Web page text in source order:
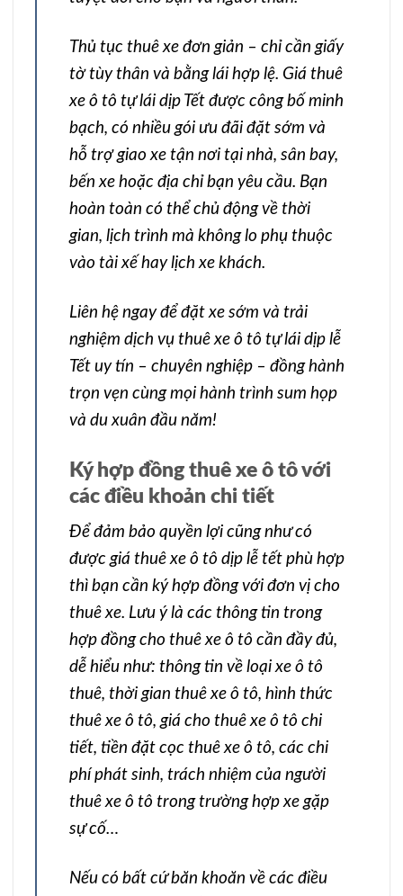
Thủ tục thuê xe đơn giản – chỉ cần giấy
tờ tùy thân và bằng lái hợp lệ. Giá thuê
xe ô tô tự lái dịp Tết được công bố minh
bạch, có nhiều gói ưu đãi đặt sớm và
hỗ trợ giao xe tận nơi tại nhà, sân bay,
bến xe hoặc địa chỉ bạn yêu cầu. Bạn
hoàn toàn có thể chủ động về thời
gian, lịch trình mà không lo phụ thuộc
vào tài xế hay lịch xe khách.
Liên hệ ngay để đặt xe sớm và trải
nghiệm dịch vụ thuê xe ô tô tự lái dịp lễ
Tết uy tín – chuyên nghiệp – đồng hành
trọn vẹn cùng mọi hành trình sum họp
và du xuân đầu năm!
Ký hợp đồng thuê xe ô tô với
các điều khoản chi tiết
Để đảm bảo quyền lợi cũng như có
được giá thuê xe ô tô dịp lễ tết phù hợp
thì bạn cần ký hợp đồng với đơn vị cho
thuê xe. Lưu ý là các thông tin trong
hợp đồng cho thuê xe ô tô cần đầy đủ,
dễ hiểu như: thông tin về loại xe ô tô
thuê, thời gian thuê xe ô tô, hình thức
thuê xe ô tô, giá cho thuê xe ô tô chi
tiết, tiền đặt cọc thuê xe ô tô, các chi
phí phát sinh, trách nhiệm của người
thuê xe ô tô trong trường hợp xe gặp
sự cố…
Nếu có bất cứ băn khoăn về các điều